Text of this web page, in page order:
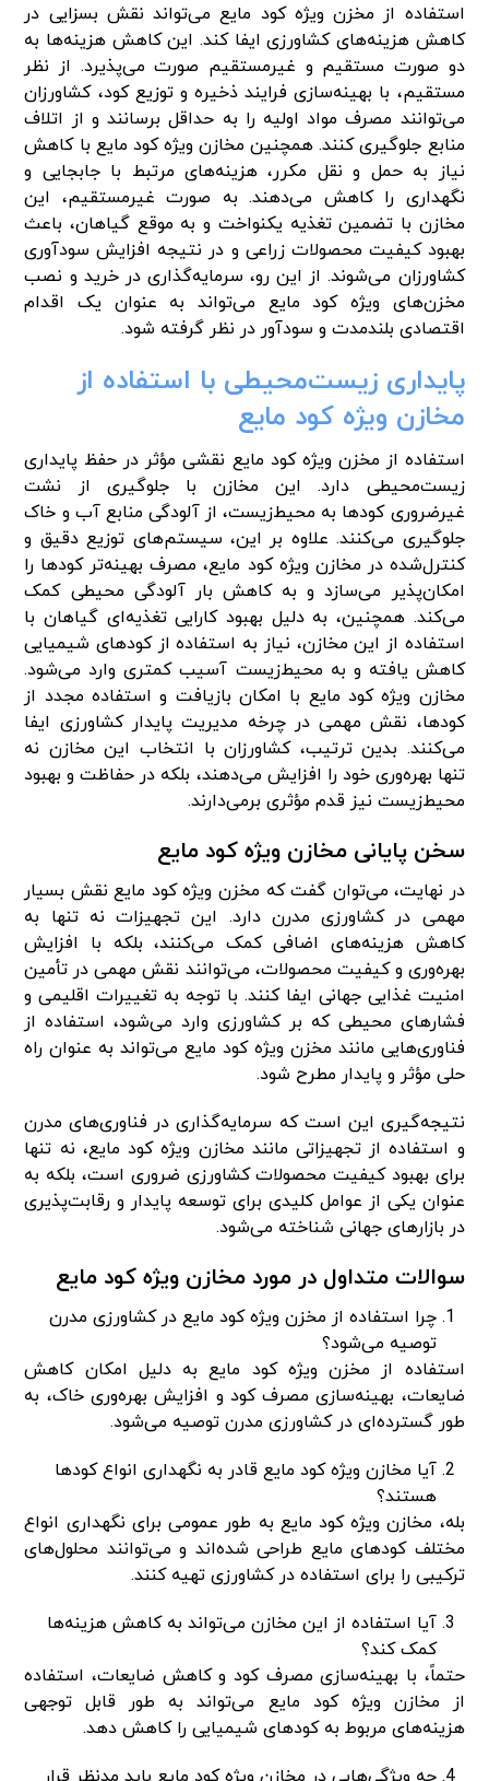
استفاده از مخزن ویژه کود مایع می‌تواند نقش بسزایی در
کاهش هزینه‌های کشاورزی ایفا کند. این کاهش هزینه‌ها به
دو صورت مستقیم و غیرمستقیم صورت می‌پذیرد. از نظر
مستقیم، با بهینه‌سازی فرایند ذخیره و توزیع کود، کشاورزان
می‌توانند مصرف مواد اولیه را به حداقل برسانند و از اتلاف
منابع جلوگیری کنند. همچنین مخازن ویژه کود مایع با کاهش
نیاز به حمل و نقل مکرر، هزینه‌های مرتبط با جابجایی و
نگهداری را کاهش می‌دهند. به صورت غیرمستقیم، این
مخازن با تضمین تغذیه یکنواخت و به موقع گیاهان، باعث
بهبود کیفیت محصولات زراعی و در نتیجه افزایش سودآوری
کشاورزان می‌شوند. از این رو، سرمایه‌گذاری در خرید و نصب
مخزن‌های ویژه کود مایع می‌تواند به عنوان یک اقدام
اقتصادی بلندمدت و سودآور در نظر گرفته شود.
پایداری زیست‌محیطی با استفاده از
مخازن ویژه کود مایع
استفاده از مخزن ویژه کود مایع نقشی مؤثر در حفظ پایداری
زیست‌محیطی دارد. این مخازن با جلوگیری از نشت
غیرضروری کودها به محیط‌زیست، از آلودگی منابع آب و خاک
جلوگیری می‌کنند. علاوه بر این، سیستم‌های توزیع دقیق و
کنترل‌شده در مخازن ویژه کود مایع، مصرف بهینه‌تر کودها را
امکان‌پذیر می‌سازد و به کاهش بار آلودگی محیطی کمک
می‌کند. همچنین، به دلیل بهبود کارایی تغذیه‌ای گیاهان با
استفاده از این مخازن، نیاز به استفاده از کودهای شیمیایی
کاهش یافته و به محیط‌زیست آسیب کمتری وارد می‌شود.
مخازن ویژه کود مایع با امکان بازیافت و استفاده مجدد از
کودها، نقش مهمی در چرخه مدیریت پایدار کشاورزی ایفا
می‌کنند. بدین ترتیب، کشاورزان با انتخاب این مخازن نه
تنها بهره‌وری خود را افزایش می‌دهند، بلکه در حفاظت و بهبود
محیط‌زیست نیز قدم مؤثری برمی‌دارند.
سخن پایانی مخازن ویژه کود مایع
در نهایت، می‌توان گفت که مخزن ویژه کود مایع نقش بسیار
مهمی در کشاورزی مدرن دارد. این تجهیزات نه تنها به
کاهش هزینه‌های اضافی کمک می‌کنند، بلکه با افزایش
بهره‌وری و کیفیت محصولات، می‌توانند نقش مهمی در تأمین
امنیت غذایی جهانی ایفا کنند. با توجه به تغییرات اقلیمی و
فشارهای محیطی که بر کشاورزی وارد می‌شود، استفاده از
فناوری‌هایی مانند مخزن ویژه کود مایع می‌تواند به عنوان راه
حلی مؤثر و پایدار مطرح شود.
نتیجه‌گیری این است که سرمایه‌گذاری در فناوری‌های مدرن
و استفاده از تجهیزاتی مانند مخازن ویژه کود مایع، نه تنها
برای بهبود کیفیت محصولات کشاورزی ضروری است، بلکه به
عنوان یکی از عوامل کلیدی برای توسعه پایدار و رقابت‌پذیری
در بازارهای جهانی شناخته می‌شود.
سوالات متداول در مورد مخازن ویژه کود مایع
چرا استفاده از مخزن ویژه کود مایع در کشاورزی مدرن
توصیه می‌شود؟
استفاده از مخزن ویژه کود مایع به دلیل امکان کاهش
ضایعات، بهینه‌سازی مصرف کود و افزایش بهره‌وری خاک، به
طور گسترده‌ای در کشاورزی مدرن توصیه می‌شود.
آیا مخازن ویژه کود مایع قادر به نگهداری انواع کودها
هستند؟
بله، مخازن ویژه کود مایع به طور عمومی برای نگهداری انواع
مختلف کودهای مایع طراحی شده‌اند و می‌توانند محلول‌های
ترکیبی را برای استفاده در کشاورزی تهیه کنند.
آیا استفاده از این مخازن می‌تواند به کاهش هزینه‌ها
کمک کند؟
حتماً، با بهینه‌سازی مصرف کود و کاهش ضایعات، استفاده
از مخازن ویژه کود مایع می‌تواند به طور قابل توجهی
هزینه‌های مربوط به کودهای شیمیایی را کاهش دهد.